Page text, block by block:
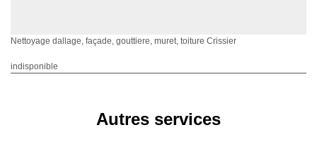
Nettoyage dallage, façade, gouttiere, muret, toiture Crissier
indisponible
Autres services